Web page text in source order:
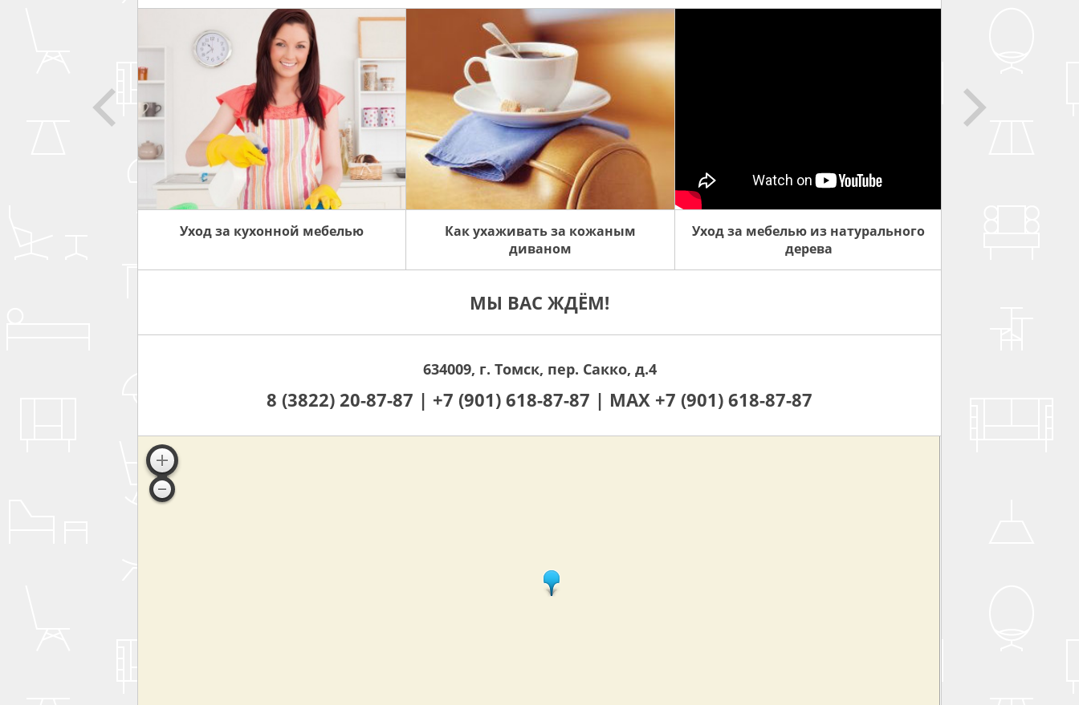
Уход за кухонной мебелью
Как ухаживать за кожаным
диваном
Уход за мебелью из натурального
дерева
МЫ ВАС ЖДЁМ!
634009, г. Томск, пер. Сакко, д.4
8 (3822) 20-87-87 | +7 (901) 618-87-87 | MAX +7 (901) 618-87-87